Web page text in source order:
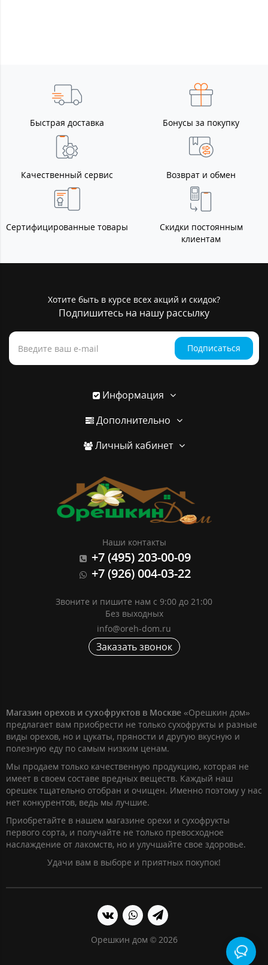
Быстрая доставка Бонусы за покупку
Качественный сервис Возврат и обмен
Сертифицированные товары
Скидки постоянным
клиентам
Хотите быть в курсе всех акций и скидок?
Подпишитесь на нашу рассылку
Подписаться
Информация
Дополнительно
Личный кабинет
Наши контакты
+7 (495) 203-00-09
+7 (926) 004-03-22
Звоните и пишите нам с 9:00 до 21:00
Без выходных
info@oreh-dom.ru
Заказать звонок
Магазин орехов и сухофруктов в Москве «Орешкин дом»
предлагает вам приобрести не только сухофрукты и разные
виды орехов, но и цукаты, пряности и другую вкусную и
полезную еду по самым низким ценам.
Мы продаем только качественную продукцию, которая не
имеет в своем составе вредных веществ. Каждый наш
орешек тщательно отобран и очищен. Именно поэтому у нас
нет конкурентов, ведь мы лучшие.
Приобретайте в нашем магазине орехи и сухофрукты
первого сорта, и получайте не только превосходное
наслаждение от лакомств, но и улучшайте свое здоровье.
Удачи вам в выборе и приятных покупок!
Орешкин дом © 2026